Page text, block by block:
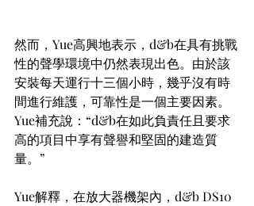
然而，Yue高興地表示，d&b在具有挑戰
性的聲學環境中仍然表現出色。由於該
安裝每天運行十三個小時，幾乎沒有時
間進行維護，可靠性是一個主要因素。
Yue補充說：“d&b在如此負責任且要求
高的項目中享有聲譽和堅固的建造質
量。”
Yue解釋，在放大器機架內，d&b DS10